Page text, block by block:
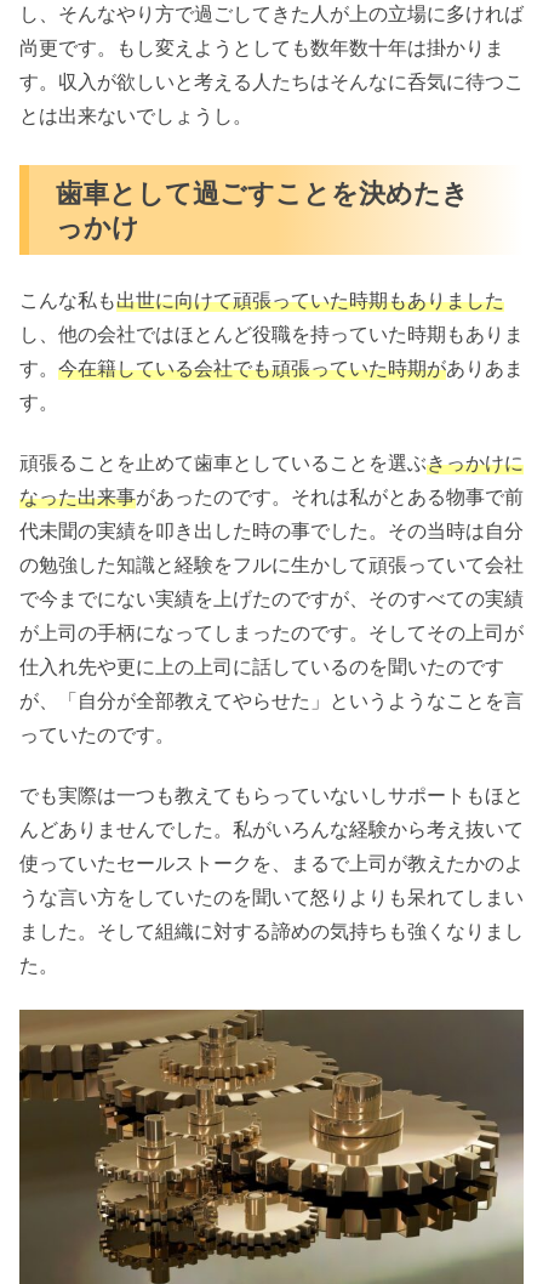
し、そんなやり方で過ごしてきた人が上の立場に多ければ
尚更です。もし変えようとしても数年数十年は掛かりま
す。収入が欲しいと考える人たちはそんなに呑気に待つこ
とは出来ないでしょうし。
歯車として過ごすことを決めたき
っかけ
こんな私も出世に向けて頑張っていた時期もありました
し、他の会社ではほとんど役職を持っていた時期もありま
す。 今在籍している会社でも頑張っていた時期がありあま
す。
頑張ることを止めて歯車としていることを選ぶきっかけに
なった出来事があったのです。それは私がとある物事で前
代未聞の実績を叩き出した時の事でした。その当時は自分
の勉強した知識と経験をフルに生かして頑張っていて会社
で今までにない実績を上げたのですが、そのすべての実績
が上司の手柄になってしまったのです。そしてその上司が
仕入れ先や更に上の上司に話しているのを聞いたのです
が、「自分が全部教えてやらせた」というようなことを言
っていたのです。
でも実際は一つも教えてもらっていないしサポートもほと
んどありませんでした。私がいろんな経験から考え抜いて
使っていたセールストークを、まるで上司が教えたかのよ
うな言い方をしていたのを聞いて怒りよりも呆れてしまい
ました。そして組織に対する諦めの気持ちも強くなりまし
た。